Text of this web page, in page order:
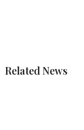
Related News